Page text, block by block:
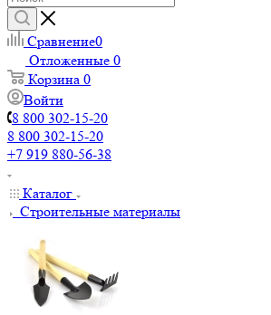
Сравнение0
Отложенные 0
Корзина 0
Войти
8 800 302-15-20
8 800 302-15-20
+7 919 880-56-38
Каталог
Строительные материалы